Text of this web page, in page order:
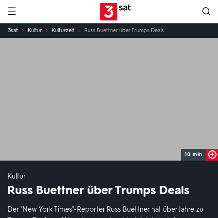
Hauptnavigation 3SAT
Sie
sind
3sat Kultur Kulturzeit Russ Buettner über Trumps Deals
10 min
Kultur
Russ Buettner über Trumps Deals
Der "New York Times"-Reporter Russ Buettner hat über Jahre zu